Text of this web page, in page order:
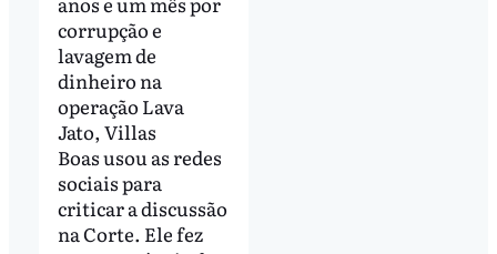
corrupção e
lavagem de
dinheiro na
operação Lava
Jato, Villas
Boas usou as redes
sociais para
criticar a discussão
na Corte. Ele fez